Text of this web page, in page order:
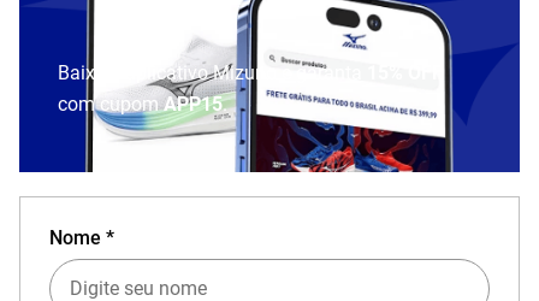
Baixe o aplicativo Mizuno e garanta
com cupomAPP15.
Nome *